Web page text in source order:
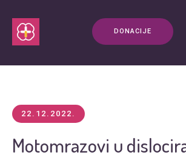
DONACIJE
22.12.2022.
Motomrazovi u